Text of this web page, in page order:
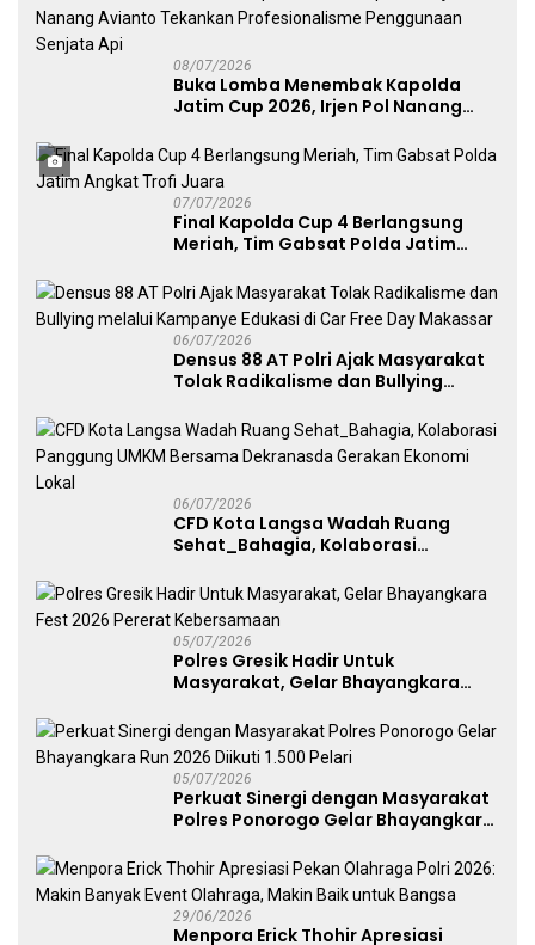
08/07/2026
Buka Lomba Menembak Kapolda
Jatim Cup 2026, Irjen Pol Nanang
Penggunaan Senjata Api
07/07/2026
Final Kapolda Cup 4 Berlangsung
Meriah, Tim Gabsat Polda Jatim
06/07/2026
Densus 88 AT Polri Ajak Masyarakat
Tolak Radikalisme dan Bullying
Free Day Makassar
06/07/2026
CFD Kota Langsa Wadah Ruang
Sehat_Bahagia, Kolaborasi
Dekranasda Gerakan Ekonomi Lokal
05/07/2026
Polres Gresik Hadir Untuk
Masyarakat, Gelar Bhayangkara
05/07/2026
Perkuat Sinergi dengan Masyarakat
Polres Ponorogo Gelar Bhayangkara
29/06/2026
Menpora Erick Thohir Apresiasi